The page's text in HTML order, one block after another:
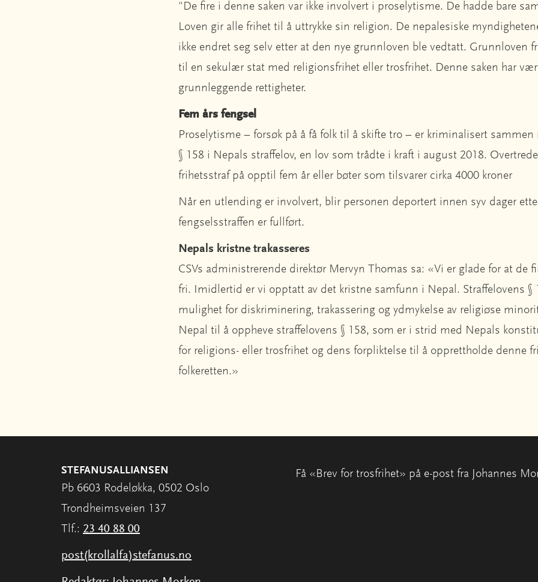
"De fire i denne saken var ikke involvert i proselytisme. De hadde bare
Loven gir alle frihet til å uttrykke sin religion. De nepalesiske
ikke endret seg selv etter at den nye grunnloven ble vedtatt. Grunnloven
til en sekulær stat med religionsfrihet eller trosfrihet. Denne saken har
grunnleggende rettigheter.
Fem års fengsel
Proselytisme – forsøk på å få folk til å skifte tro – er kriminalisert
§ 158 i Nepals straffelov, en lov som trådte i kraft i august 2018.
frihetsstraf på opptil fem år eller bøter som tilsvarer cirka 4000 kroner
Når en utlending er involvert, blir personen deportert innen syv dager
fengselsstraffen er fullført.
Nepals kristne trakasseres
CSVs administrerende direktør Mervyn Thomas sa: «Vi er glade for at de
fri. Imidlertid er vi opptatt av det kristne samfunn i Nepal. Straffelovens §
mulighet for diskriminering, trakassering og ydmykelse av religiøse
Nepal til å oppheve straffelovens § 158, som er i strid med Nepals
for religions- eller trosfrihet og dens forpliktelse til å opprettholde denne
folkeretten.»
Få «Brev for trosfrihet» på e-post fra Johannes
STEFANUSALLIANSEN
Pb 6603 Rodeløkka, 0502 Oslo
Trondheimsveien 137
Tlf.: 23 40 88 00
post(krollalfa)stefanus.no